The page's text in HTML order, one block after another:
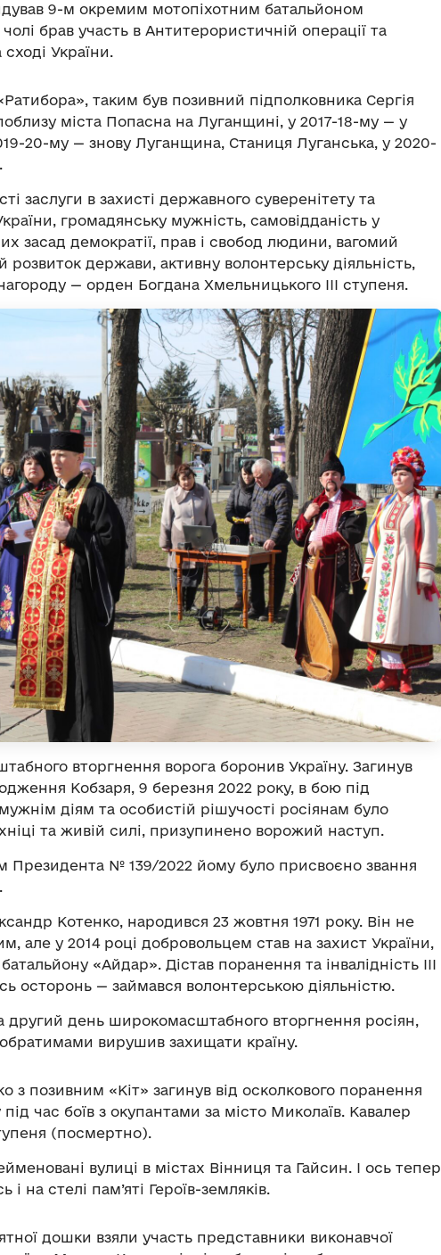
9-м окремим мотопіхотним батальйоном
брав участь в Антитерористичній операції та
України.
таким був позивний підполковника Сергія
міста Попасна на Луганщині, у 2017-18-му — у
20-му — знову Луганщина, Станиця Луганська, у 2020-
заслуги в захисті державного суверенітету та
громадянську мужність, самовідданість у
засад демократії, прав і свобод людини, вагомий
розвиток держави, активну волонтерську діяльність,
— орден Богдана Хмельницького III ступеня.
вторгнення ворога боронив Україну. Загинув
Кобзаря, 9 березня 2022 року, в бою під
діям та особистій рішучості росіянам було
та живій силі, призупинено ворожий наступ.
Президента № 139/2022 йому було присвоєно звання
Котенко, народився 23 жовтня 1971 року. Він не
але у 2014 році добровольцем став на захист України,
«Айдар». Дістав поранення та інвалідність ІІІ
осторонь — займався волонтерською діяльністю.
другий день широкомасштабного вторгнення росіян,
вирушив захищати країну.
з позивним «Кіт» загинув від осколкового поранення
час боїв з окупантами за місто Миколаїв. Кавалер
(посмертно).
вулиці в містах Вінниця та Гайсин. І ось тепер
і на стелі пам’яті Героїв-земляків.
дошки взяли участь представники виконавчої